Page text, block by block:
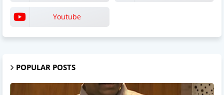
Youtube
POPULAR POSTS